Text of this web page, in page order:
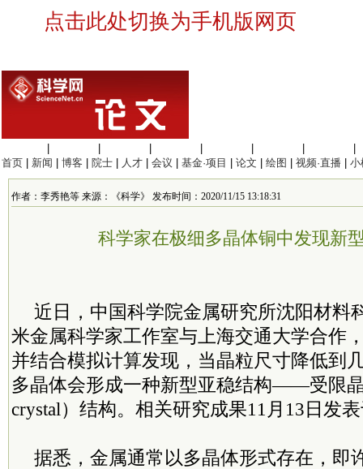
点击此处切换为手机版网页
首页
新闻 博客 院士 人才 会议 基金·项目 论文 绘图 视频·直播 小
作者：李秀艳等 来源：《科学》 发布时间：2020/11/15 13:18:31
科学家在极细多晶体铜中发现新
近日，中国科学院金属研究所沈阳材料
米金属科学家工作室与上海交通大学合作
并结合模拟计算发现，当晶粒尺寸降低到
多晶体会形成一种新型亚稳结构——受限晶
crystal）结构。相关研究成果11月13日发
据悉，金属通常以多晶体形式存在，即